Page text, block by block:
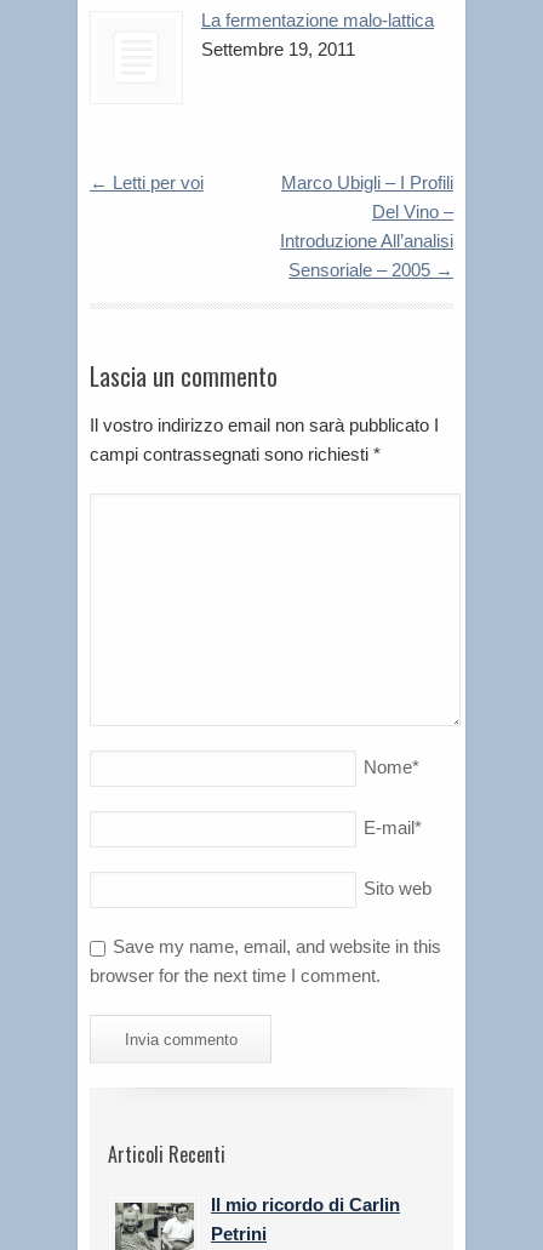
La fermentazione malo-lattica
Settembre 19, 2011
← Letti per voi
Marco Ubigli – I Profili
Del Vino –
Introduzione All’analisi
Sensoriale – 2005 →
Lascia un commento
Il vostro indirizzo email non sarà pubblicato I
campi contrassegnati sono richiesti *
Nome*
E-mail*
Sito web
Save my name, email, and website in this
browser for the next time I comment.
Articoli Recenti
Il mio ricordo di Carlin
Petrini